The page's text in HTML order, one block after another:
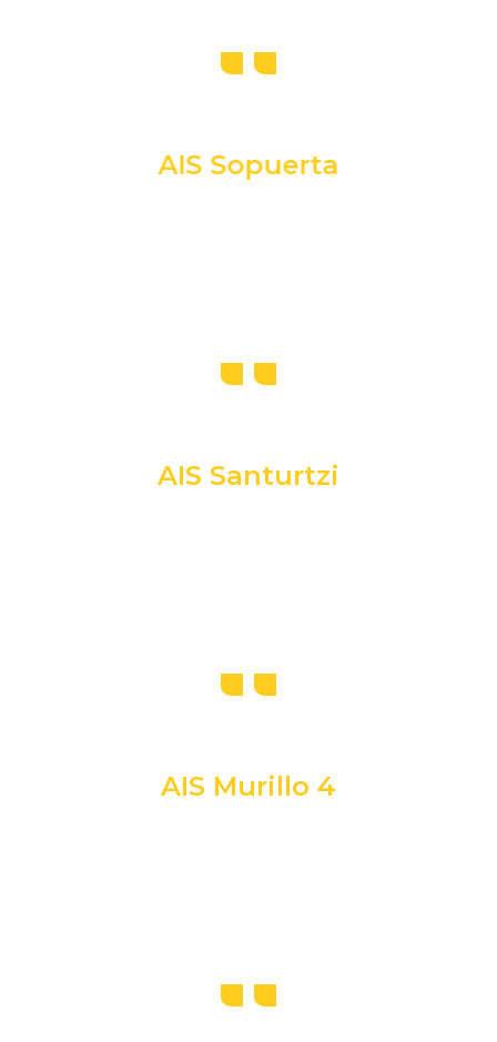
AIS Sopuerta
AIS Santurtzi
AIS Murillo 4